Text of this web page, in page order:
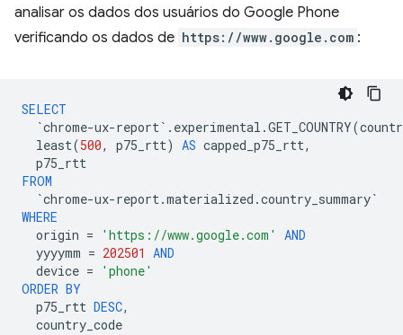
analisar os dados dos usuários do Google Phone
verificando os dados de https://www.google.com :
SELECT
`chrome-ux-report` . experimental .GET_COUNTRY(
least(500, p75_rtt) AS capped_p75_rtt,
p75_rtt
FROM
`chrome-ux-report.materialized .country_summary`
WHERE
origin = 'https://www.google.com'
AND
yyyymm = 202501 AND
device =
'phone'
ORDER BY
p75_rtt DESC,
country_code